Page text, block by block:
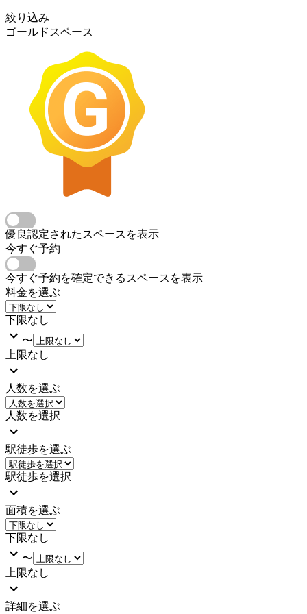
絞り込み
ゴールドスペース
優良認定されたスペースを表示
今すぐ予約
今すぐ予約を確定できるスペースを表示
料金を選ぶ
下限なし
〜
上限なし
人数を選ぶ
人数を選択
駅徒歩を選ぶ
駅徒歩を選択
面積を選ぶ
下限なし
〜
上限なし
詳細を選ぶ